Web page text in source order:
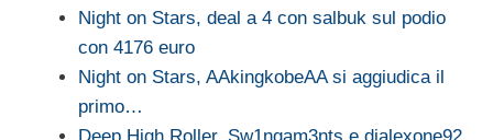
Night on Stars, deal a 4 con salbuk sul podio
con 4176 euro
Night on Stars, AAkingkobeAA si aggiudica il
primo…